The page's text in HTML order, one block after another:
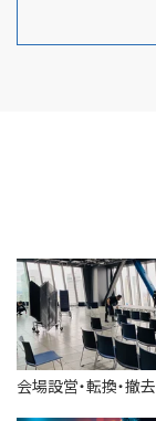
会場設営・転換・撤去